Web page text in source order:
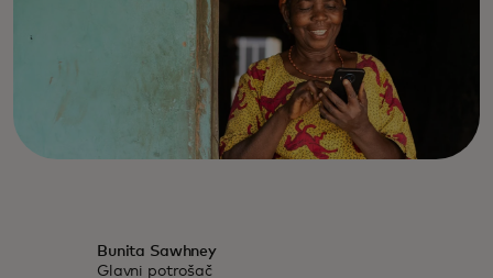
Bunita Sawhney
Glavni potrošač